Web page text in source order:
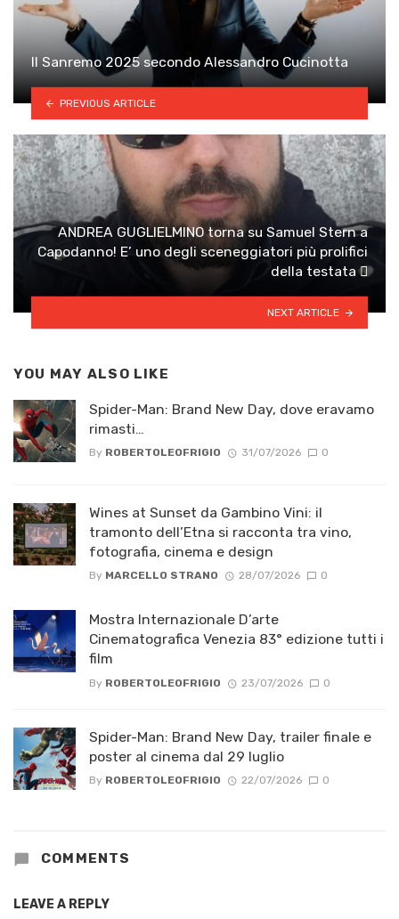
Il Sanremo 2025 secondo Alessandro Cucinotta
PREVIOUS ARTICLE
ANDREA GUGLIELMINO torna su Samuel Stern a
Capodanno! E’ uno degli sceneggiatori più prolifici
della testata 
NEXT ARTICLE
YOU MAY ALSO LIKE
Spider-Man: Brand New Day, dove eravamo
rimasti…
By ROBERTOLEOFRIGIO 31/07/2026 0
Wines at Sunset da Gambino Vini: il
tramonto dell’Etna si racconta tra vino,
fotografia, cinema e design
By MARCELLO STRANO 28/07/2026 0
Mostra Internazionale D’arte
Cinematografica Venezia 83° edizione tutti i
film
By ROBERTOLEOFRIGIO 23/07/2026 0
Spider-Man: Brand New Day, trailer finale e
poster al cinema dal 29 luglio
By ROBERTOLEOFRIGIO 22/07/2026 0
COMMENTS
LEAVE A REPLY